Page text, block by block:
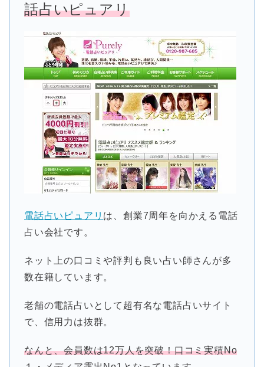
話占いピュアリ
電話占いピュアリ は、創業7周年を向かえる電話
占い会社です。
ネット上の口コミや評判も良い占い師さんが多
数在籍しています。
老舗の電話占いとして超有名な電話占いサイト
で、信用力は抜群。
なんと、会員数は12万人を突破！口コミ実積No